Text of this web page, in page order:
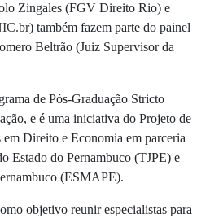
Zingales (FGV Direito Rio) e
) também fazem parte do painel
Beltrão (Juiz Supervisor da
de Pós-Graduação Stricto
e é uma iniciativa do Projeto de
Direito e Economia em parceria
Estado do Pernambuco (TJPE) e
(ESMAPE).
objetivo reunir especialistas para